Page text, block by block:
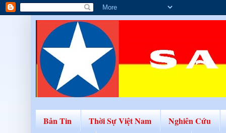
Bản Tin Thời Sự Việt Nam
Nghiên Cứu